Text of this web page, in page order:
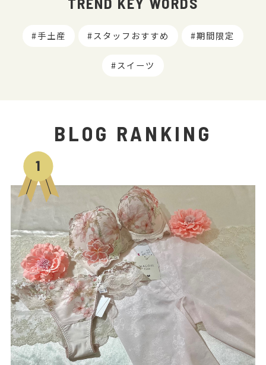
手土産 スタッフおすすめ 期間限定
スイーツ
BLOG RANKING